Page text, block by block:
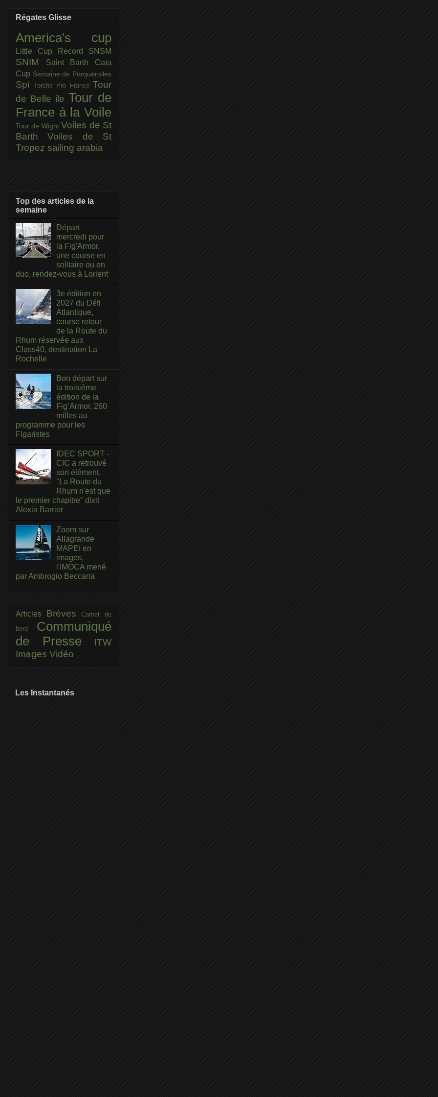
Régates Glisse
America's cup
Little Cup Record SNSM
SNIM
Saint Barth Cata
Cup Semaine de Porquerolles
Spi Torche Pro France Tour
de Belle ile Tour de
France à la Voile
Tour de Wight Voiles de St
BarthVoiles de St
Tropez sailing arabia
Top des articles de la
semaine
Départ
mercredi pour
la Fig'Armor,
une course en
solitaire ou en
duo, rendez-vous à Lorient
3e édition en
2027 du Défi
Atlantique,
course retour
de la Route du
Rhum réservée aux
Class40, destination La
Rochelle
Bon départ sur
la troisième
édition de la
Fig’Armor, 260
milles au
programme pour les
Figaristes
IDEC SPORT -
CIC a retrouvé
son élément,
"La Route du
Rhum n'est que
le premier chapitre" dixit
Alexia Barrier
Zoom sur
Allagrande
MAPEI en
images,
l'IMOCA mené
par Ambrogio Beccaria
Articles BrèvesCarnet de
bord Communiqué
de Presse
ITW
Images Vidéo
Les Instantanés